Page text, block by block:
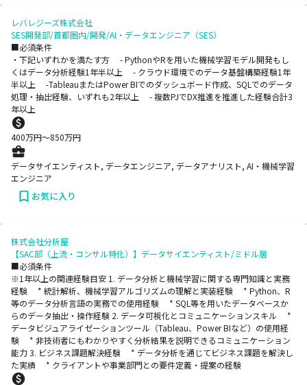
レバレジーズ株式会社
SES開発部/首都圏内/開発/AI・データエンジニア（SES）
■必須条件
・下記いずれかを満たす方 - PythonやRを用いた機械学習モデル開発もし
くはデータ分析経験1年半以上 - クラウド環境でのデータ基盤構築経験1年
半以上 -TableauまたはPower BIでのダッシュボード作成、SQLでのデータ
処理・抽出経験、いずれも2年以上 - 複数PJでDX推進を推進した経験合計3
年以上
400万円〜850万円
データサイエンティスト, データエンジニア, データアナリスト, AI・機械学習
エンジニア
お気に入り
株式会社分析屋
【SAC部（上流・コンサル特化）】データサイエンティスト/ミドル層
■必須条件
※1年以上の関連経験目安 1. データ分析と機械学習に関する専門知識と実務
経験 * 統計解析、機械学習アルゴリズムの理解と実装経験 * Python、R
等のデータ分析言語の実務での使用経験 * SQL等を用いたデータベースか
らのデータ抽出・操作経験 2. データ可視化とコミュニケーションスキル *
データビジュアライゼーションツール（Tableau、Power BIなど）の使用経
験 * 非技術者にもわかりやすく分析結果を説明できるコミュニケーション
能力 3. ビジネス課題解決経験 * データ分析を通じてビジネス課題を解決し
た実績 * クライアントや事業部門との要件定義・提案の経験